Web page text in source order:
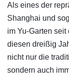
Als eines der
Shanghai und
im Yu-Garten
diesen dreißig
nicht nur die
sondern auch